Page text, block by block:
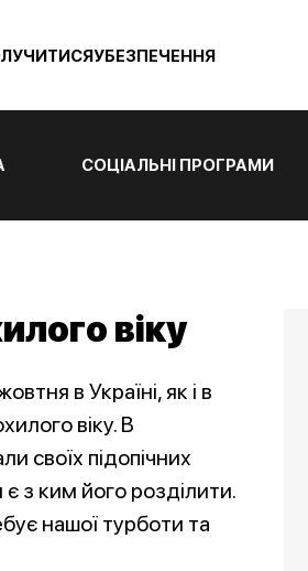
УБЕЗПЕЧЕННЯ
СОЦІАЛЬНІ ПРОГРАМИ
віку
в Україні, як і в
віку. В
своїх підопічних
є з ким його розділити.
нашої турботи та